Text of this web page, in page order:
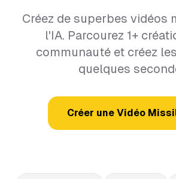
Créez de superbes vidéos
l'IA. Parcourez 1+
communauté et créez
quelques
Créer une Vidéo